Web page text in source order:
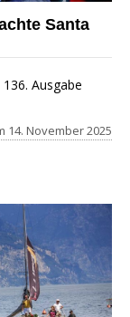
Santa
Ausgabe
14. November 2025